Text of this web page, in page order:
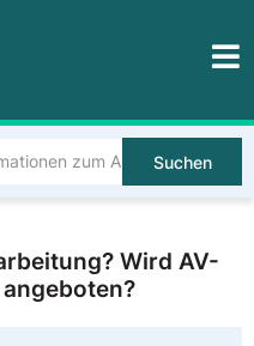
Suchen
Wird AV-